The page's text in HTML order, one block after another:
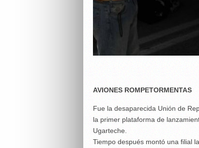
AVIONES ROMPETORMENTAS
Fue la desaparecida Unión de
la primer plataforma de
Ugarteche.
Tiempo después montó una filial